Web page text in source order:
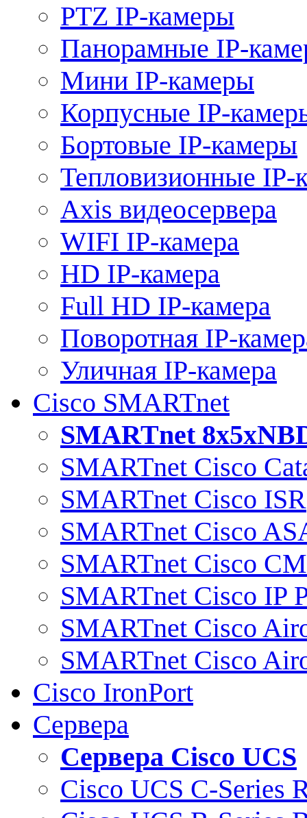
PTZ IP-камеры
Панорамные IP-
Мини IP-камеры
Корпусные IP-
Бортовые IP-камеры
Тепловизионные IP-
Axis видеосервера
WIFI IP-камера
HD IP-камера
Full HD IP-камера
Поворотная IP-
Уличная IP-камера
Cisco SMARTnet
SMARTnet
SMARTnet Cisco
SMARTnet Cisco ISR
SMARTnet Cisco
SMARTnet Cisco
SMARTnet Cisco IP
SMARTnet Cisco
SMARTnet Cisco
Cisco IronPort
Сервера
Сервера Cisco UCS
Cisco UCS C-Series